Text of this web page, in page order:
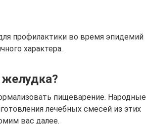
профилактики во время эпидемий
характера.
пищеварение. Народные
лечебных смесей из этих
вас далее.